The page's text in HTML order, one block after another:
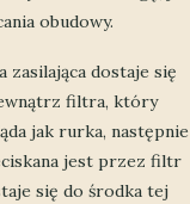
obudowy.
zasilająca dostaje się
filtra, który
jak rurka, następnie
jest przez filtr
się do środka tej